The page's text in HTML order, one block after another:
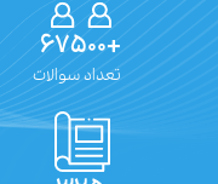
تعداد سوالات